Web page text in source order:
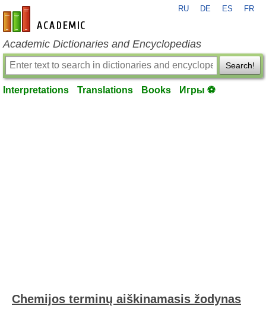
en-academic.com
RU DE ES FR
Academic Dictionaries and Encyclopedias
Search!
Interpretations Translations Books Игры ⚽
Chemijos terminų aiškinamasis žodynas